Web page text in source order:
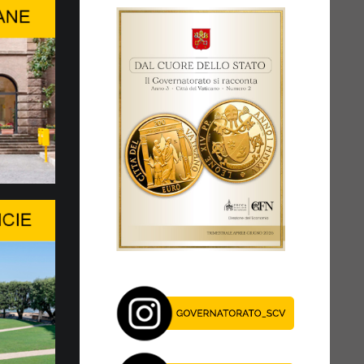
numismatiche
disponibili sull’e-shop della
Filatelica e Numismatica del
dello Stato della Città del Vaticano (CFN) tre
numismatiche: la moneta...
la Ministerial Roundtable…
ARTIFICIALE NON
PURAMENTE TECNICA
delle Telecomunicazioni (ITU), è